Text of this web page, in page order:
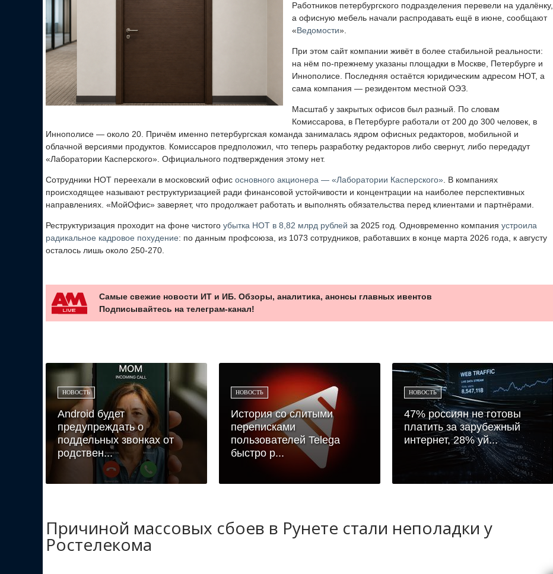
Работников петербургского подразделения перевели на удалёнку,
а офисную мебель начали распродавать ещё в июне, сообщают
«Ведомости».
При этом сайт компании живёт в более стабильной реальности:
на нём по-прежнему указаны площадки в Москве, Петербурге и
Иннополисе. Последняя остаётся юридическим адресом НОТ, а
сама компания — резидентом местной ОЭЗ.
Масштаб у закрытых офисов был разный. По словам
Комиссарова, в Петербурге работали от 200 до 300 человек, в
Иннополисе — около 20. Причём именно петербургская команда занималась ядром офисных редакторов, мобильной и
облачной версиями продуктов. Комиссаров предположил, что теперь разработку редакторов либо свернут, либо передадут
«Лаборатории Касперского». Официального подтверждения этому нет.
Сотрудники НОТ переехали в московский офис основного акционера — «Лаборатории Касперского». В компаниях
происходящее называют реструктуризацией ради финансовой устойчивости и концентрации на наиболее перспективных
направлениях. «МойОфис» заверяет, что продолжает работать и выполнять обязательства перед клиентами и партнёрами.
Реструктуризация проходит на фоне чистого убытка НОТ в 8,82 млрд рублей за 2025 год. Одновременно компания устроила
радикальное кадровое похудение: по данным профсоюза, из 1073 сотрудников, работавших в конце марта 2026 года, к августу
осталось лишь около 250-270.
Самые свежие новости ИТ и ИБ. Обзоры, аналитика, анонсы главных ивентов
Подписывайтесь на телеграм-канал!
НОВОСТЬ
Android будет
предупреждать о
поддельных звонках от
родствен...
НОВОСТЬ
История со слитыми
переписками
пользователей Telega
быстро р...
НОВОСТЬ
47% россиян не готовы
платить за зарубежный
интернет, 28% уй...
Причиной массовых сбоев в Рунете стали неполадки у
Ростелекома